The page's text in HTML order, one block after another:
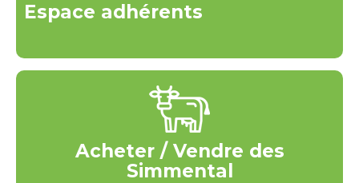
Espace adhérents
Acheter / Vendre des
Simmental